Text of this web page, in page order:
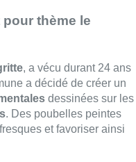
rue Esseghem 41 –
rue Van Bortonne 12 –
,Arnaud Bruckner,